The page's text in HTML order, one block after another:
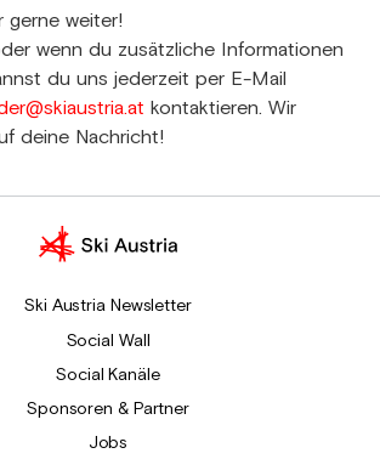
gerne weiter!
wenn du zusätzliche Informationen
du uns jederzeit per E-Mail
kontaktieren. Wir
deine Nachricht!
Ski Austria Newsletter
Social Wall
Social Kanäle
Sponsoren & Partner
Jobs